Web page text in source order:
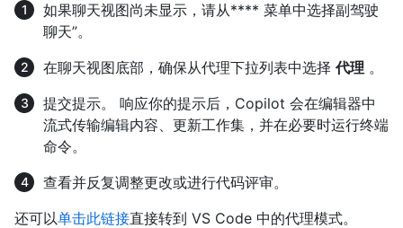
如果聊天视图尚未显示，请从**** 菜单中选择副驾驶
聊天”。
在聊天视图底部，确保从代理下拉列表中选择 代理 。
提交提示。 响应你的提示后，Copilot 会在编辑器中
流式传输编辑内容、更新工作集，并在必要时运行终端
命令。
查看并反复调整更改或进行代码评审。
还可以单击此链接直接转到 VS Code 中的代理模式。